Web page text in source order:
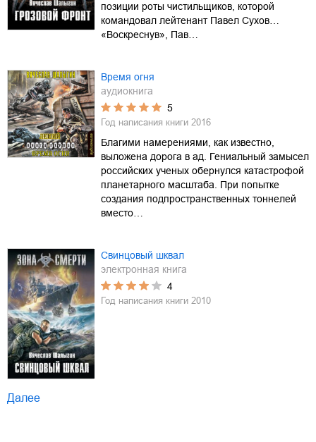
позиции роты чистильщиков, которой
командовал лейтенант Павел Сухов…
«Воскреснув», Пав…
Время огня
аудиокнига
5
Год написания книги 2016
Благими намерениями, как известно,
выложена дорога в ад. Гениальный замысел
российских ученых обернулся катастрофой
планетарного масштаба. При попытке
создания подпространственных тоннелей
вместо…
Свинцовый шквал
электронная книга
4
Год написания книги 2010
Далее